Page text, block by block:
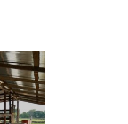
Previous
post: